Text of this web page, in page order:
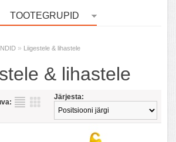
TOOTEGRUPID
» Liigestele & lihastele
& lihastele
Järjesta: